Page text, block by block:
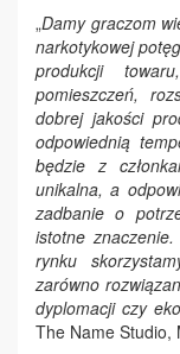
„Damy graczom
narkotykowej
produkcji
pomieszczeń,
dobrej jakości
odpowiednią
będzie z
unikalna, a
zadbanie o
istotne
rynku
zarówno
dyplomacji czy
The Name Studio,